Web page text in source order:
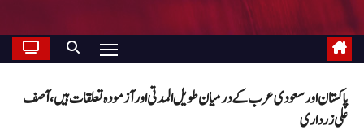
پاکستان اور سعودی عرب کے درمیان طویل المدتی اور آزمودہ تعلقات ہیں، آصف
علی زرداری